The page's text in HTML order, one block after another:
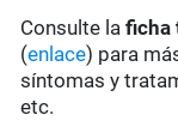
Consulte laficha
(enlace) para
síntomas y
etc.